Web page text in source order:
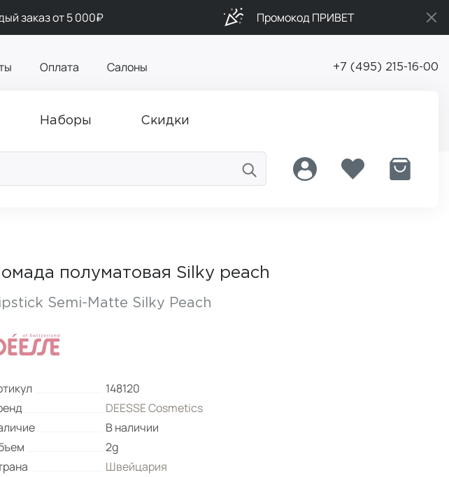
заказ от 5 000₽ Промокод ПРИВЕТ
Оплата Салоны +7 (495) 215-16-00
Наборы Скидки
полуматовая Silky peach
Semi-Matte Silky Peach
148120
DEESSE Cosmetics
В наличии
2g
Швейцария